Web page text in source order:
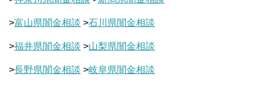
>富山県闇金相談 >石川県闇金相談
>福井県闇金相談 >山梨県闇金相談
>長野県闇金相談 >岐阜県闇金相談